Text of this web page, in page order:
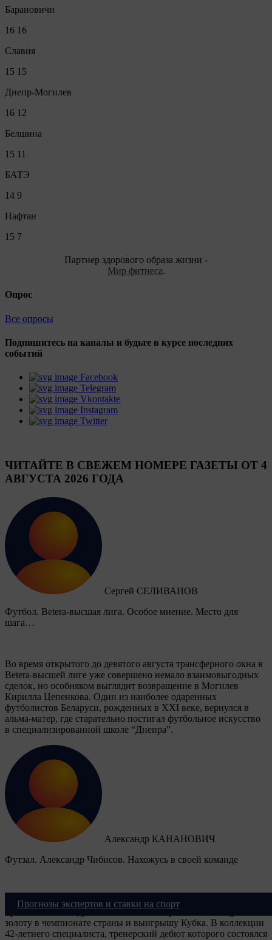
Барановичи
16 16
Славия
15 15
Днепр-Могилев
16 12
Белшина
15 11
БАТЭ
14 9
Нафтан
15 7
Партнер здорового образа жизни -
Мир фитнеса.
Опрос
Все опросы
Подпишитесь на каналы и будьте в курсе последних
событий
Facebook
Telegram
Vkontakte
Instagram
Twitter
ЧИТАЙТЕ В СВЕЖЕМ НОМЕРЕ ГАЗЕТЫ ОТ 4
АВГУСТА 2026 ГОДА
Сергей СЕЛИВАНОВ
Футбол. Betera-высшая лига. Особое мнение. Место для
шага…
Во время открытого до девятого августа трансферного окна в
Betera-высшей лиге уже совершено немало взаимовыгодных
сделок, но особняком выглядит возвращение в Могилев
Кирилла Цепенкова. Один из наиболее одаренных
футболистов Беларуси, рожденных в XXI веке, вернулся в
альма-матер, где старательно постигал футбольное искусство
в специализированной школе “Днепра”.
Александр КАНАНОВИЧ
Футзал. Александр Чибисов. Нахожусь в своей команде
Лучшим футзальным тренером Беларуси третий раз был
признан Александр ЧИБИСОВ — он привел “Столицу” к
золоту в чемпионате страны и выигрышу Кубка. В коллекции
42-летнего специалиста, тренерский дебют которого состоялся
Прогнозы экспертов и ставки на спорт